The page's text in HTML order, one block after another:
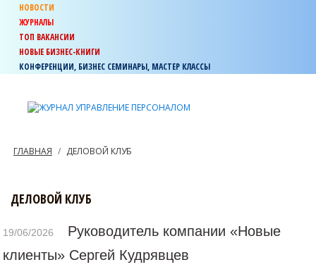
НОВОСТИ
ЖУРНАЛЫ
ТОП ВАКАНСИИ
НОВЫЕ БИЗНЕС-КНИГИ
КОНФЕРЕНЦИИ, БИЗНЕС СЕМИНАРЫ, МАСТЕР КЛАССЫ
ГЛАВНАЯ ДЕЛОВОЙ КЛУБ
ДЕЛОВОЙ КЛУБ
19/06/2026
Руководитель компании «Новые
клиенты» Сергей Кудрявцев